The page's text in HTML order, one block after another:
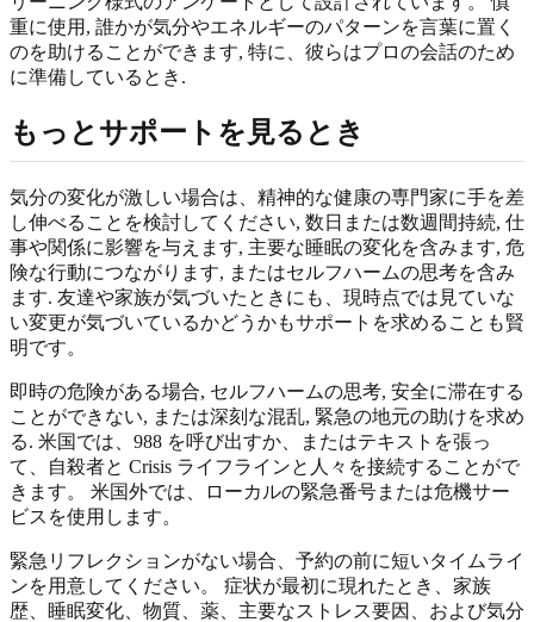
重に使用, 誰かが気分やエネルギーのパターンを言葉に置く
のを助けることができます, 特に、彼らはプロの会話のため
に準備しているとき.
もっとサポートを見るとき
気分の変化が激しい場合は、精神的な健康の専門家に手を差
し伸べることを検討してください, 数日または数週間持続, 仕
事や関係に影響を与えます, 主要な睡眠の変化を含みます, 危
険な行動につながります, またはセルフハームの思考を含み
ます. 友達や家族が気づいたときにも、現時点では見ていな
い変更が気づいているかどうかもサポートを求めることも賢
明です。
即時の危険がある場合, セルフハームの思考, 安全に滞在する
ことができない, または深刻な混乱, 緊急の地元の助けを求め
る. 米国では、988 を呼び出すか、またはテキストを張っ
て、自殺者と Crisis ライフラインと人々を接続することがで
きます。 米国外では、ローカルの緊急番号または危機サー
ビスを使用します。
緊急リフレクションがない場合、予約の前に短いタイムライ
ンを用意してください。 症状が最初に現れたとき、家族
歴、睡眠変化、物質、薬、主要なストレス要因、および気分